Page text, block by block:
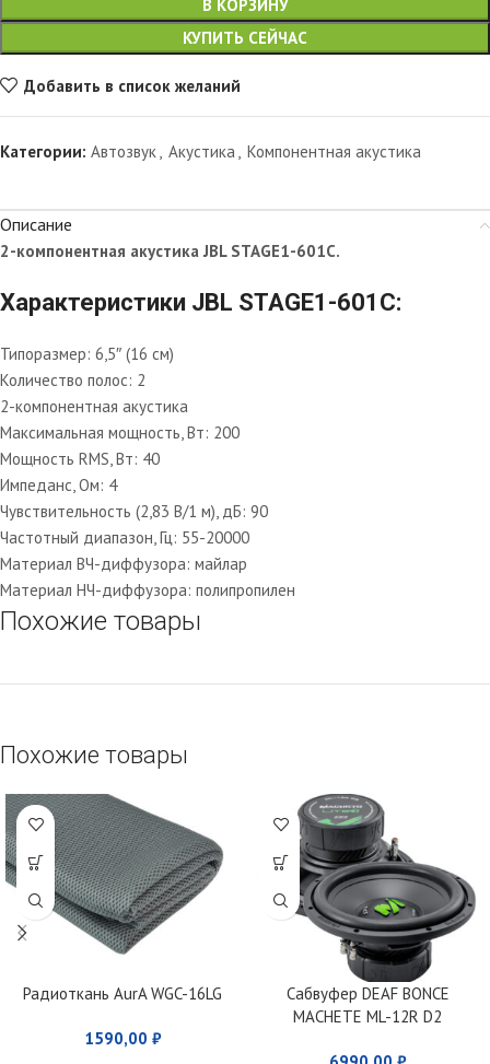
В КОРЗИНУ
КУПИТЬ СЕЙЧАС
Добавить в список желаний
Категории: Автозвук, Акустика , Компонентная акустика
Описание
2-компонентная акустика JBL STAGE1-601C.
Характеристики JBL STAGE1-601C:
Типоразмер: 6,5″ (16 см)
Количество полос: 2
2-компонентная акустика
Максимальная мощность, Вт: 200
Мощность RMS, Вт: 40
Импеданс, Ом: 4
Чувствительность (2,83 В/1 м), дБ: 90
Частотный диапазон, Гц: 55-20000
Материал ВЧ-диффузора: майлар
Материал НЧ-диффузора: полипропилен
Похожие товары
Похожие товары
Радиоткань AurA WGC-16LG
1590,00 ₽
Сабвуфер DEAF BONCE
MACHETE ML-12R D2